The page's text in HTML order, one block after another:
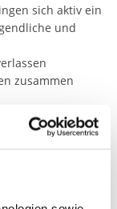
sich aktiv ein
und
zusammen
Dienst